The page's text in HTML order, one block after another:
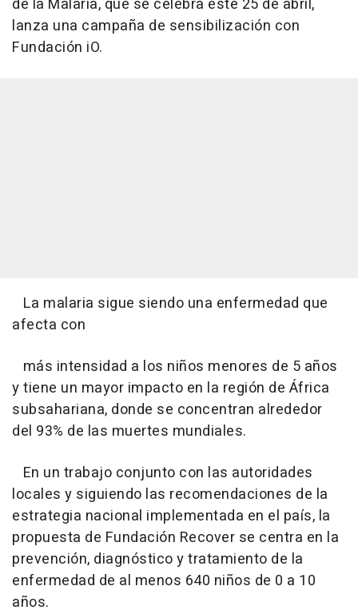
de la Malaria, que se celebra este 25 de abril,
lanza una campaña de sensibilización con
Fundación iO.
La malaria sigue siendo una enfermedad que
afecta con
más intensidad a los niños menores de 5 años
y tiene un mayor impacto en la región de África
subsahariana, donde se concentran alrededor
del 93% de las muertes mundiales.
En un trabajo conjunto con las autoridades
locales y siguiendo las recomendaciones de la
estrategia nacional implementada en el país, la
propuesta de Fundación Recover se centra en la
prevención, diagnóstico y tratamiento de la
enfermedad de al menos 640 niños de 0 a 10
años.